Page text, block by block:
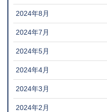
2024年8月
2024年7月
2024年5月
2024年4月
2024年3月
2024年2月